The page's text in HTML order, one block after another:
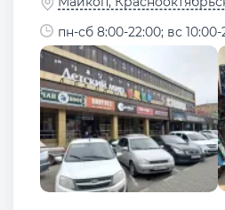
пн-сб 8:00-22:00; вс